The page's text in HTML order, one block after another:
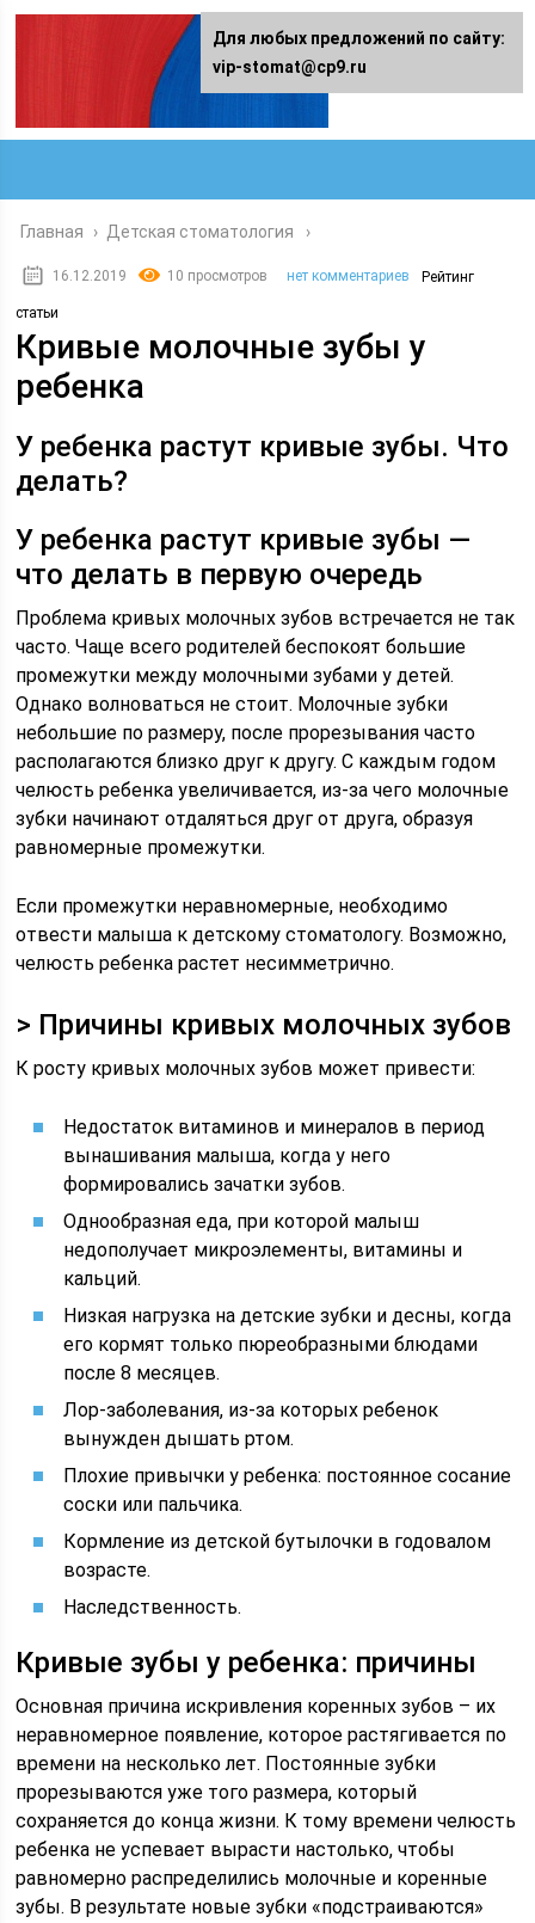
Главная › Детская стоматология
16.12.2019 10 просмотров нет комментариев Рейтинг
статьи
Кривые молочные зубы у
ребенка
У ребенка растут кривые зубы. Что
делать?
У ребенка растут кривые зубы —
что делать в первую очередь
Проблема кривых молочных зубов встречается не так
часто. Чаще всего родителей беспокоят большие
промежутки между молочными зубами у детей.
Однако волноваться не стоит. Молочные зубки
небольшие по размеру, после прорезывания часто
располагаются близко друг к другу. С каждым годом
челюсть ребенка увеличивается, из-за чего молочные
зубки начинают отдаляться друг от друга, образуя
равномерные промежутки.
Если промежутки неравномерные, необходимо
отвести малыша к детскому стоматологу. Возможно,
челюсть ребенка растет несимметрично.
> Причины кривых молочных зубов
К росту кривых молочных зубов может привести:
Недостаток витаминов и минералов в период
вынашивания малыша, когда у него
формировались зачатки зубов.
Однообразная еда, при которой малыш
недополучает микроэлементы, витамины и
кальций.
Низкая нагрузка на детские зубки и десны, когда
его кормят только пюреобразными блюдами
после 8 месяцев.
Лор-заболевания, из-за которых ребенок
вынужден дышать ртом.
Плохие привычки у ребенка: постоянное сосание
соски или пальчика.
Кормление из детской бутылочки в годовалом
возрасте.
Наследственность.
Кривые зубы у ребенка: причины
Основная причина искривления коренных зубов – их
неравномерное появление, которое растягивается по
времени на несколько лет. Постоянные зубки
прорезываются уже того размера, который
сохраняется до конца жизни. К тому времени челюсть
ребенка не успевает вырасти настолько, чтобы
равномерно распределились молочные и коренные
зубы. В результате новые зубки «подстраиваются»
Для любых предложений по сайту:
vip-stomat@cp9.ru